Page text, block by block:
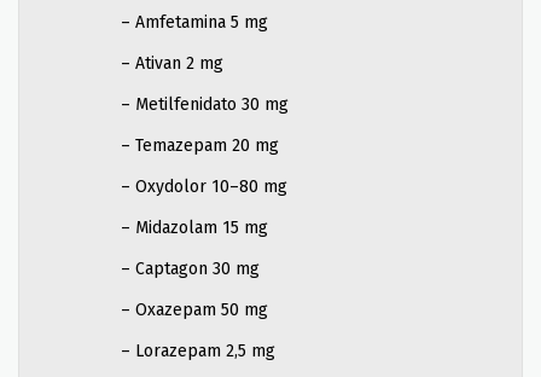
– Amfetamina 5 mg
– Ativan 2 mg
– Metilfenidato 30 mg
– Temazepam 20 mg
– Oxydolor 10–80 mg
– Midazolam 15 mg
– Captagon 30 mg
– Oxazepam 50 mg
– Lorazepam 2,5 mg